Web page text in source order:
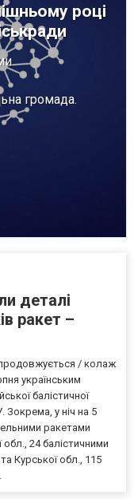
році
громада.
деталі
ракет –
/ колаж
українським
балістичної
Зокрема, у ніч на 5
ракетами
24 балістичними
Курської обл., 115